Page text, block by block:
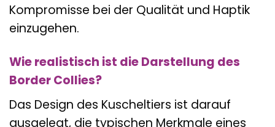
Kompromisse bei der Qualität und Haptik
einzugehen.
Wie realistisch ist die Darstellung des
Border Collies?
Das Design des Kuscheltiers ist darauf
ausgelegt, die typischen Merkmale eines